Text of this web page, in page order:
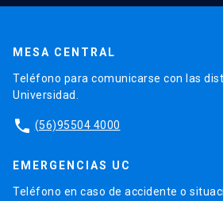
MESA CENTRAL
Teléfono para comunicarse con las
Universidad.
phone (56)95504 4000
EMERGENCIAS UC
Teléfono en caso de accidente o